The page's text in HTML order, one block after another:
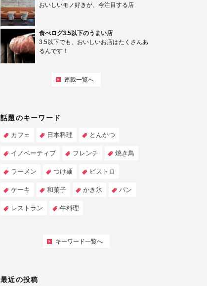
おいしいモノ好きが、今注目する店
食べログ3.5以下のうまい店
3.5以下でも、おいしいお店はたくさんあ
るんです！
連載一覧へ
話題のキーワード
カフェ 日本料理 とんかつ
イノベーティブ フレンチ 焼き鳥
ラーメン つけ麺 ビストロ
ケーキ 和菓子 かき氷 パン
レストラン 牛料理
キーワード一覧へ
最近の投稿